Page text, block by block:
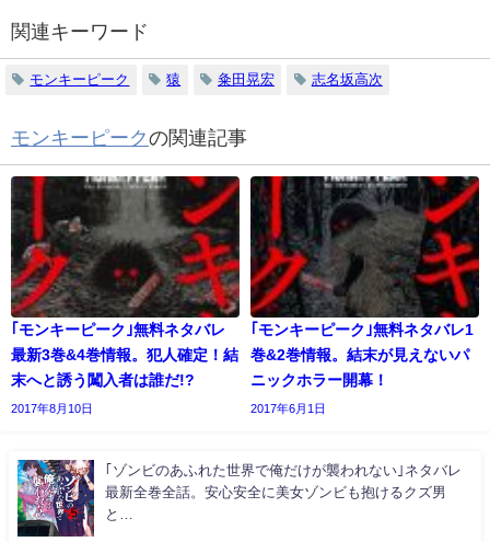
関連キーワード
モンキーピーク 猿 粂田晃宏 志名坂高次
モンキーピークの関連記事
｢モンキーピーク｣無料ネタバレ
最新3巻&4巻情報。犯人確定！結
末へと誘う闖入者は誰だ!?
2017年8月10日
｢モンキーピーク｣無料ネタバレ1
巻&2巻情報。結末が見えないパ
ニックホラー開幕！
2017年6月1日
｢ゾンビのあふれた世界で俺だけが襲われない｣ネタバレ
最新全巻全話。安心安全に美女ゾンビも抱けるクズ男
と…